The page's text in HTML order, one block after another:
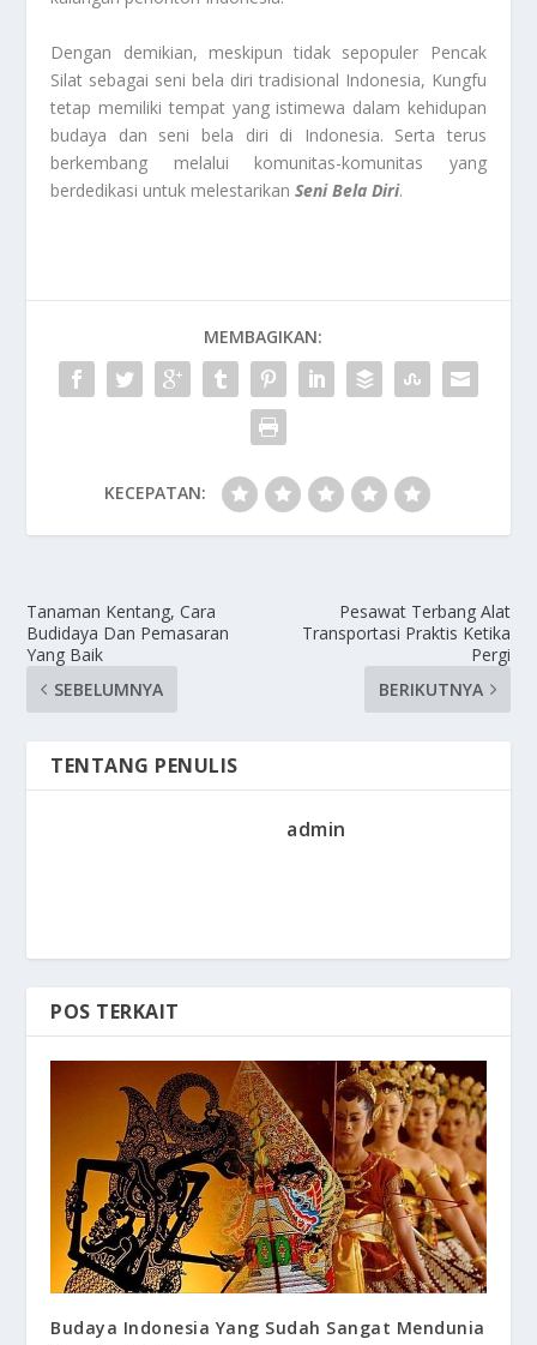
Dengan demikian, meskipun tidak sepopuler Pencak
Silat sebagai seni bela diri tradisional Indonesia, Kungfu
tetap memiliki tempat yang istimewa dalam kehidupan
budaya dan seni bela diri di Indonesia. Serta terus
berkembang melalui komunitas-komunitas yang
berdedikasi untuk melestarikanSeni Bela Diri.
MEMBAGIKAN:
KECEPATAN:
Tanaman Kentang, Cara
Budidaya Dan Pemasaran
Yang Baik
SEBELUMNYA
Pesawat Terbang Alat
Transportasi Praktis Ketika
Pergi
BERIKUTNYA
TENTANG PENULIS
admin
POS TERKAIT
Budaya Indonesia Yang Sudah Sangat Mendunia